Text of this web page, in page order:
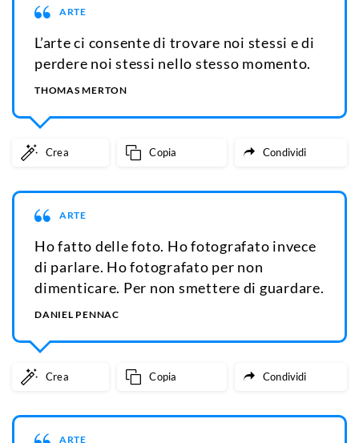
ARTE
L’arte ci consente di trovare noi stessi e di
perdere noi stessi nello stesso momento.
THOMAS MERTON
Crea Copia Condividi
ARTE
Ho fatto delle foto. Ho fotografato invece
di parlare. Ho fotografato per non
dimenticare. Per non smettere di guardare.
DANIEL PENNAC
Crea Copia Condividi
ARTE